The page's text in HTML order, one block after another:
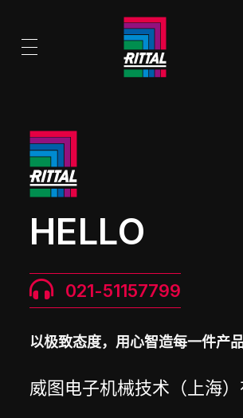
HELLO
021-51157799
以极致态度，用心智造每一件产
威图电子机械技术（上海）